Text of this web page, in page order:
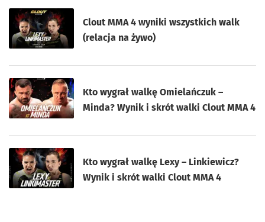
Clout MMA 4 wyniki wszystkich walk
(relacja na żywo)
Kto wygrał walkę Omielańczuk –
Minda? Wynik i skrót walki Clout MMA 4
Kto wygrał walkę Lexy – Linkiewicz?
Wynik i skrót walki Clout MMA 4